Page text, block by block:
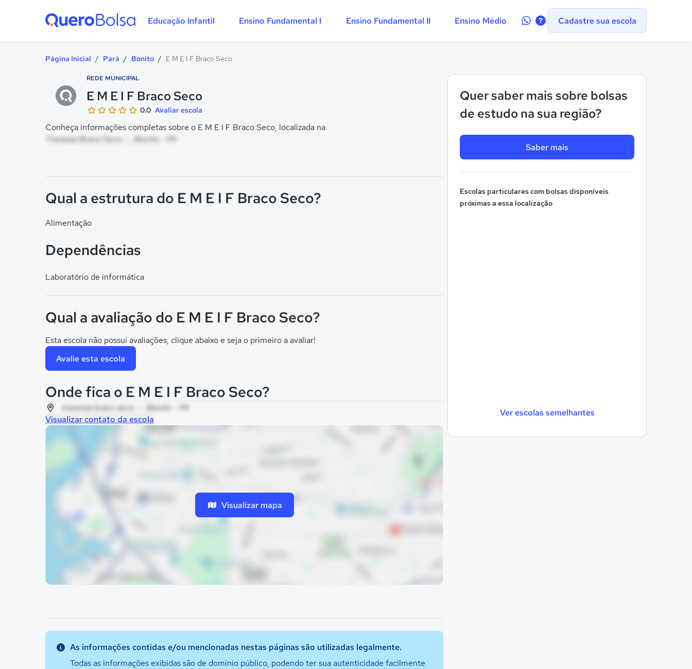
Educação Infantil Ensino Fundamental I Ensino Fundamental II Ensino Médio
Contate-Cadastre sua escola
Página Inicial / Pará / Bonito / E M E I F Braco Seco
REDE MUNICIPAL
E M E I F Braco Seco
0.0 Avaliar escola
Conheça informações completas sobre o E M E I F Braco Seco, localizada na
Travessa Braco Seco, - , Bonito - PA
Quer saber mais sobre bolsas
de estudo na sua região?
Saber mais
Escolas particulares com bolsas disponíveis
próximas a essa localização
Ver escolas semelhantes
Qual a estrutura do E M E I F Braco Seco?
Alimentação
Dependências
Laboratório de informática
Qual a avaliação do E M E I F Braco Seco?
Esta escola não possui avaliações, clique abaixo e seja o primeiro a avaliar!
Avalie esta escola
Onde fica o E M E I F Braco Seco?
travessa braco seco, - , Bonito - PA
Visualizar contato da escola
Visualizar mapa
As informações contidas e/ou mencionadas nestas páginas são utilizadas legalmente.
Todas as informações exibidas são de domínio público, podendo ter sua autenticidade facilmente